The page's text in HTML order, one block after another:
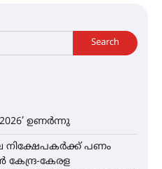
Search
ഉണർന്നു
നിക്ഷേപകർക്ക് പണം
കേന്ദ്ര-കേരള